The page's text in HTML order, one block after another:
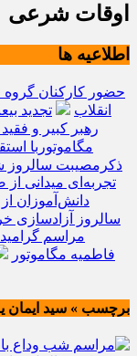
اوقات شرعی
اطلاعیه ها
حضور کارکنان
انقلاب
تجدید
رهبر کبیر و
مگاموتوربا
ذکرمصیبت سالروز
تجربه‌ای میدانی
دانش‌آموزان
سالروز آزادسازی
مراسم
فاطمیه مگاموتور
برچسب » سید ایمان